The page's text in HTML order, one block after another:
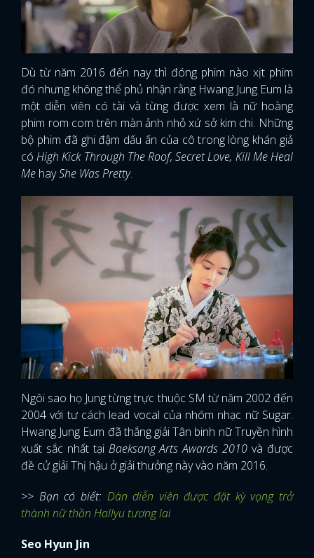
Dù từ năm 2016 đến nay thì đóng phim nào xịt phim
đó nhưng không thể phủ nhận rằng Hwang Jung Eum là
một diễn viên có tài và từng được xem là nữ hoàng
phim rom com trên màn ảnh nhỏ xứ sở kim chi. Những
bộ phim đã ghi đậm dấu ấn của cô trong lòng khán giả
cóHigh Kick Through The Roof, Secret Love, Kill Me Heal
Me hayShe Was Pretty.
Ngôi sao họ Jung từng trực thuộc SM từ năm 2002 đến
2004 với tư cách lead vocal của nhóm nhạc nữ Sugar.
Hwang Jung Eum đã thắng giải Tân binh nữ Truyền hình
xuất sắc nhất tại Baeksang Arts Awards 2010 và được
đề cử giải Thị hậu ở giải thưởng này vào năm 2016.
>> Bạn có biết: Dàn diễn viên được đặt kỳ vọng trở
thành nữ thần Hallyu tương lai
Seo Hyun Jin